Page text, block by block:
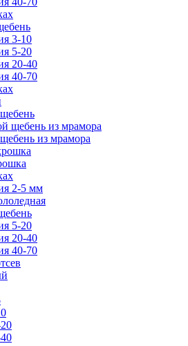
3-10
5-20
20-40
40-70
щебень из мрамора
из мрамора
2-5 мм
5-20
20-40
40-70